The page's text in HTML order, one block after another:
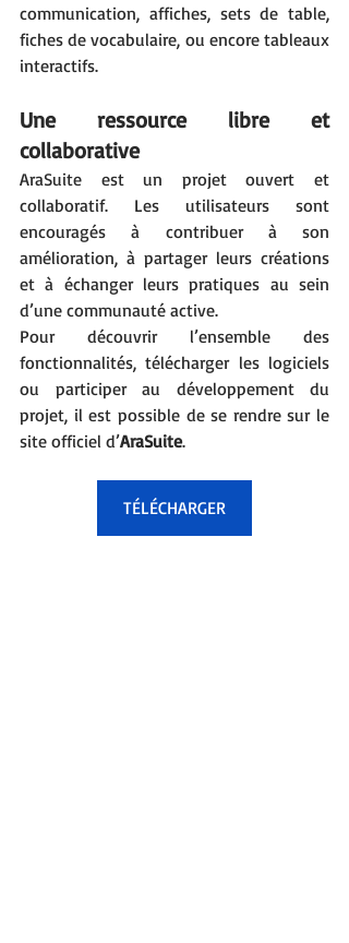
communication, affiches, sets de table,
fiches de vocabulaire, ou encore tableaux
interactifs.
Une ressource libre et
collaborative
AraSuite est un projet ouvert et
collaboratif. Les utilisateurs sont
encouragés à contribuer à son
amélioration, à partager leurs créations
et à échanger leurs pratiques au sein
d’une communauté active.
Pour découvrir l’ensemble des
fonctionnalités, télécharger les logiciels
ou participer au développement du
projet, il est possible de se rendre sur le
site officiel d’AraSuite.
TÉLÉCHARGER